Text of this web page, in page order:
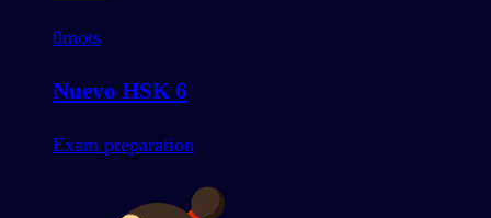
0mots
Nuevo HSK 6
Exam preparation